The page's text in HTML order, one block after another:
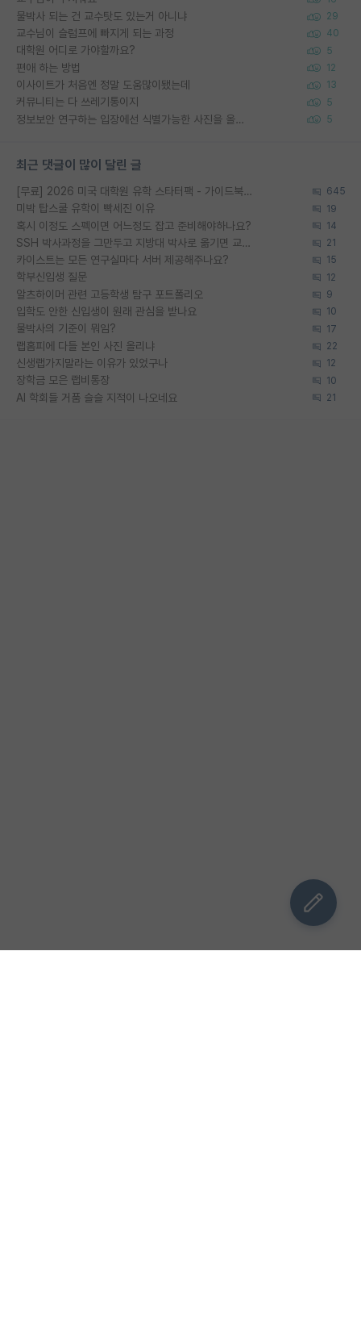
물박사 되는 건 교수탓도 있는거 아니냐 29
교수님이 슬럼프에 빠지게 되는 과정 40
대학원 어디로 가야할까요? 5
편애 하는 방법 12
이사이트가 처음엔 정말 도움많이됐는데 13
커뮤니티는 다 쓰레기통이지 5
정보보안 연구하는 입장에선 식별가능한 사진을 올리는건 비추이긴함 5
최근 댓글이 많이 달린 글
[무료] 2026 미국 대학원 유학 스타터팩 - 가이드북 & 합격자 컨택메일 템플릿 645
미박 탑스쿨 유학이 빡세진 이유 19
혹시 이정도 스펙이면 어느정도 잡고 준비해야하나요? 14
SSH 박사과정을 그만두고 지방대 박사로 옮기면 교수의 꿈은 끝일까요? 21
카이스트는 모든 연구실마다 서버 제공해주나요? 15
학부신입생 질문 12
알츠하이머 관련 고등학생 탐구 포트폴리오 9
입학도 안한 신입생이 원래 관심을 받나요 10
물박사의 기준이 뭐임? 17
랩홈피에 다들 본인 사진 올리냐 22
신생랩가지말라는 이유가 있었구나 12
장학금 모은 랩비통장 10
AI 학회들 거품 슬슬 지적이 나오네요 21